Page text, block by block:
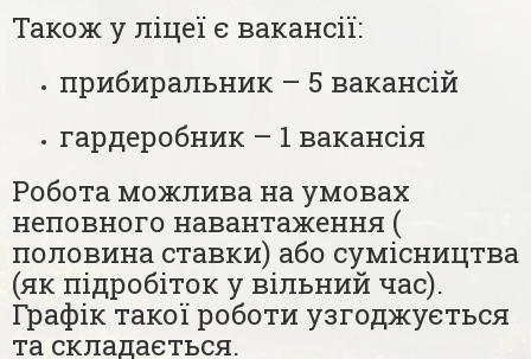
Також у ліцеї є вакансії:
прибиральник – 5 вакансій
гардеробник – 1 вакансія
Робота можлива на умовах
неповного навантаження (
половина ставки) або сумісництва
(як підробіток у вільний час).
Графік такої роботи узгоджується
та складається.